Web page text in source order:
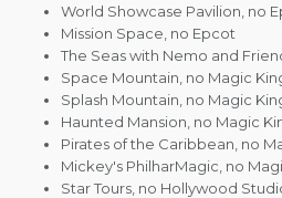
World Showcase Pavilion, no
Mission Space, no Epcot
The Seas with Nemo and
Space Mountain, no Magic
Splash Mountain, no Magic
Haunted Mansion, no Magic
Pirates of the Caribbean, no
Mickey's PhilharMagic, no
Star Tours, no Hollywood